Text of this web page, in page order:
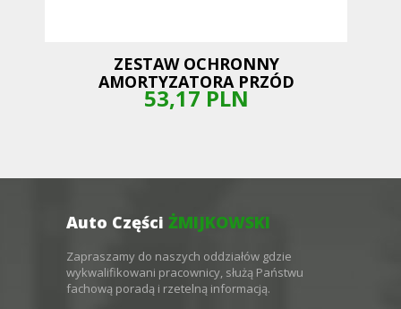
ZESTAW OCHRONNY
AMORTYZATORA PRZÓD
53,17 PLN
Auto Części ŻMIJKOWSKI
Zapraszamy do naszych oddziałów gdzie
wykwalifikowani pracownicy, służą Państwu
fachową poradą i rzetelną informacją.